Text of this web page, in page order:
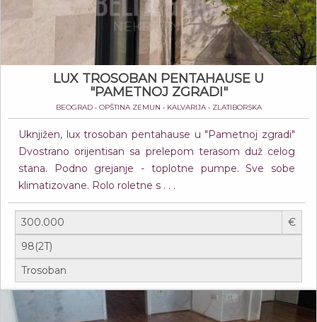
LUX TROSOBAN PENTAHAUSE U
"PAMETNOJ ZGRADI"
BEOGRAD • OPŠTINA ZEMUN • KALVARIJA • ZLATIBORSKA
Uknjižen, lux trosoban pentahause u "Pametnoj zgradi"
Dvostrano orijentisan sa prelepom terasom duž celog
stana. Podno grejanje - toplotne pumpe. Sve sobe
klimatizovane. Rolo roletne s . . .
€